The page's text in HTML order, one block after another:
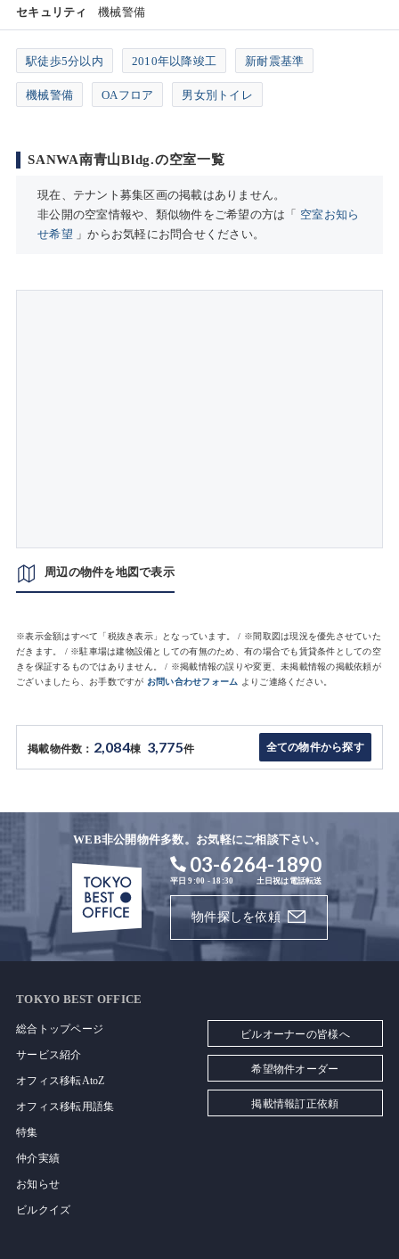
セキュリティ 機械警備
駅徒歩5分以内 2010年以降竣工 新耐震基準
機械警備 OAフロア 男女別トイレ
SANWA南青山Bldg.の空室一覧
現在、テナント募集区画の掲載はありません。
非公開の空室情報や、類似物件をご希望の方は「 空室お知ら
せ希望 」からお気軽にお問合せください。
周辺の物件を地図で表示
※表示金額はすべて「税抜き表示」となっています。 / ※間取図は現況を優先させていた
だきます。 / ※駐車場は建物設備としての有無のため、有の場合でも賃貸条件としての空
きを保証するものではありません。 / ※掲載情報の誤りや変更、未掲載情報の掲載依頼が
ございましたら、お手数ですが お問い合わせフォーム よりご連絡ください。
掲載物件数： 2,084棟 3,775件 全ての物件から探す
WEB非公開物件多数。お気軽にご相談下さい。
03-6264-1890
平日 9:00 - 18:30 土日祝は電話転送
物件探しを依頼
TOKYO BEST OFFICE
総合トップページ
サービス紹介
オフィス移転AtoZ
オフィス移転用語集
特集
仲介実績
お知らせ
ビルクイズ
ビルオーナーの皆様へ
希望物件オーダー
掲載情報訂正依頼